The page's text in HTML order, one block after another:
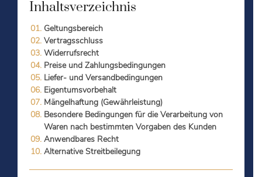
Inhaltsverzeichnis
Geltungsbereich
Vertragsschluss
Widerrufsrecht
Preise und Zahlungsbedingungen
Liefer- und Versandbedingungen
Eigentumsvorbehalt
Mängelhaftung (Gewährleistung)
Besondere Bedingungen für die Verarbeitung von
Waren nach bestimmten Vorgaben des Kunden
Anwendbares Recht
Alternative Streitbeilegung